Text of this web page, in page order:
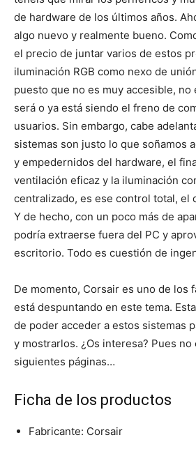
de hardware de los últimos años.
algo nuevo y realmente bueno.
el precio de juntar varios de estos
iluminación RGB como nexo de
puesto que no es muy accesible, no
será o ya está siendo el freno de
usuarios. Sin embargo, cabe
sistemas son justo lo que soñamos
y empedernidos del hardware, el
ventilación eficaz y la iluminación
centralizado, es ese control total, el
Y de hecho, con un poco más de
podría extraerse fuera del PC y
escritorio. Todo es cuestión de
De momento, Corsair es uno de los
está despuntando en este tema.
de poder acceder a estos sistemas
y mostrarlos. ¿Os interesa? Pues no
siguientes páginas…
Ficha de los productos
Fabricante: Corsair